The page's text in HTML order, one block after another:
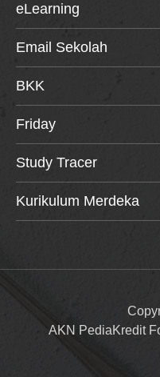
eLearning
Email Sekolah
BKK
Friday
Study Tracer
Kurikulum Merdeka
AKN PediaKredit